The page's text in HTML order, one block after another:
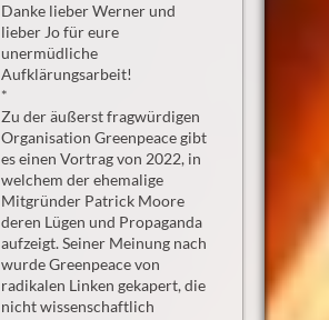
Danke lieber Werner und
lieber Jo für eure
unermüdliche
Aufklärungsarbeit!
*
Zu der äußerst fragwürdigen
Organisation Greenpeace gibt
es einen Vortrag von 2022, in
welchem der ehemalige
Mitgründer Patrick Moore
deren Lügen und Propaganda
aufzeigt. Seiner Meinung nach
wurde Greenpeace von
radikalen Linken gekapert, die
nicht wissenschaftlich